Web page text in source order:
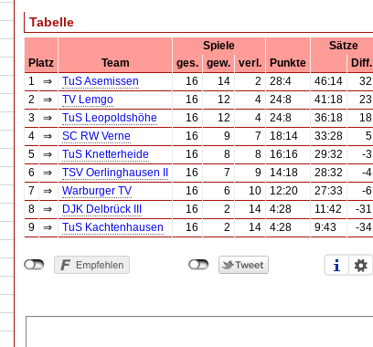
Tabelle
Spiele Sätze
Platz
Team ges. gew. verl. Punkte Diff.
1
⇒ TuS Asemissen 16 14 2 28:4 46:14 32
2
⇒ TV Lemgo 16 12 4 24:8 41:18 23
3
⇒ TuS Leopoldshöhe 16 12 4 24:8 36:18 18
4
⇒ SC RW Verne 16 9 7 18:14 33:28 5
5
⇒ TuS Knetterheide 16 8 8 16:16 29:32 -3
6
⇒ TSV Oerlinghausen II 16 7 9 14:18 28:32 -4
7
⇒ Warburger TV 16 6 10 12:20 27:33 -6
8
⇒ DJK Delbrück III 16 2 14 4:28 11:42 -31
9
⇒ TuS Kachtenhausen 16 2 14 4:28 9:43 -34